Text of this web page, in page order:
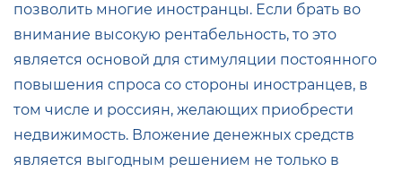
позволить многие иностранцы. Если брать во
внимание высокую рентабельность, то это
является основой для стимуляции постоянного
повышения спроса со стороны иностранцев, в
том числе и россиян, желающих приобрести
недвижимость. Вложение денежных средств
является выгодным решением не только в